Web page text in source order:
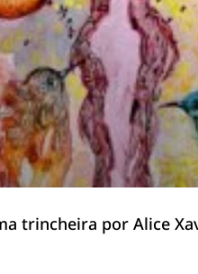
trincheira por Alice